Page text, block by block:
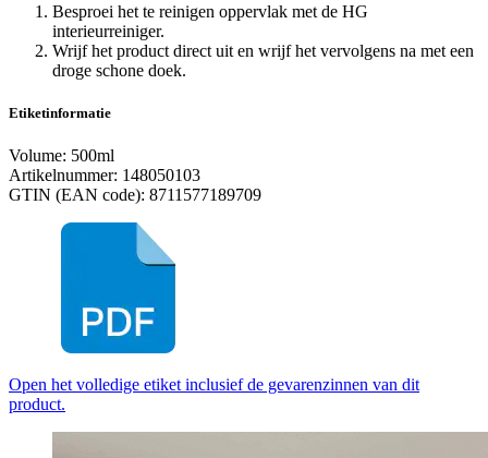
Besproei het te reinigen oppervlak met de HG
interieurreiniger.
Wrijf het product direct uit en wrijf het vervolgens na met een
droge schone doek.
Etiketinformatie
Volume: 500ml
Artikelnummer: 148050103
GTIN (EAN code): 8711577189709
Open het volledige etiket inclusief de gevarenzinnen van dit
product.